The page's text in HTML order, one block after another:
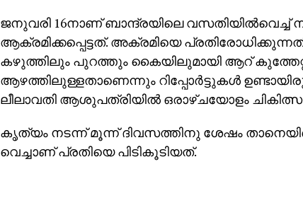
ജനുവരി 16നാണ് ബാന്ദ്രയിലെ
ആക്രമിക്കപ്പെട്ടത്. അക്രമിയെ
കഴുത്തിലും പുറത്തും കൈയിലുമായി ആറ്
ആഴത്തിലുള്ളതാണെന്നും റിപ്പോര്‍ട്ടുകള്‍
ലീലാവതി ആശുപത്രിയില്‍ ഒരാഴ്ചയോളം
കൃത്യം നടന്ന് മൂന്ന് ദിവസത്തിനു ശേഷം
വെച്ചാണ് പ്രതിയെ പിടികൂടിയത്.